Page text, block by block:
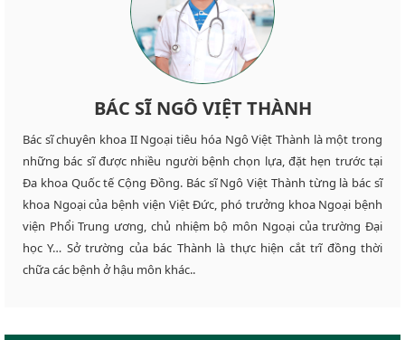
BÁC SĨ NGÔ VIỆT THÀNH
Bác sĩ chuyên khoa II Ngoại tiêu hóa Ngô Việt Thành là một trong
những bác sĩ được nhiều người bệnh chọn lựa, đặt hẹn trước tại
Đa khoa Quốc tế Cộng Đồng. Bác sĩ Ngô Việt Thành từng là bác sĩ
khoa Ngoại của bệnh viện Việt Đức, phó trưởng khoa Ngoại bệnh
viện Phổi Trung ương, chủ nhiệm bộ môn Ngoại của trường Đại
học Y… Sở trường của bác Thành là thực hiện cắt trĩ đồng thời
chữa các bệnh ở hậu môn khác..